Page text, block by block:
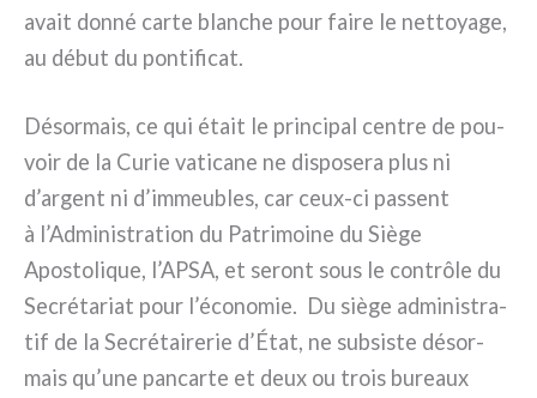
avait don­né car­te blan­che pour fai­re le net­toya­ge,
au début du pon­ti­fi­cat.
Désormais, ce qui était le prin­ci­pal cen­tre de pou­
voir de la Curie vati­ca­ne ne dispo­se­ra plus ni
d’argent ni d’immeubles, car ceux-ci pas­sent
à l’Administration du Patrimoine du Siège
Apostolique, l’APSA, et seront sous le con­trô­le du
Secrétariat pour l’économie. Du siè­ge admi­ni­stra­
tif de la Secrétairerie d’État, ne sub­si­ste désor­
mais qu’une pan­car­te et deux ou trois bureaux